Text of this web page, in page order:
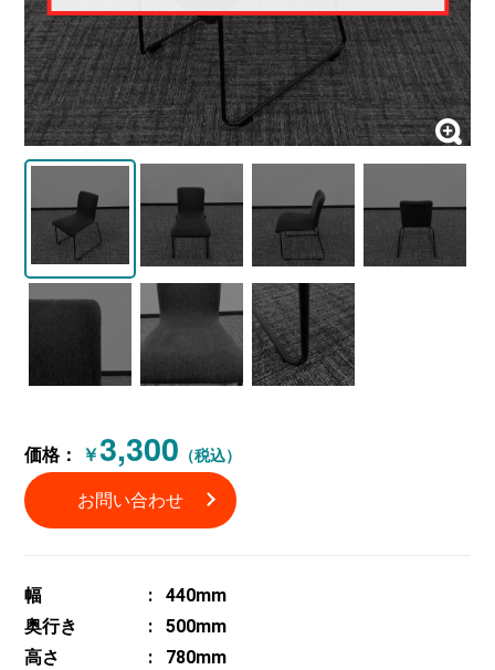
価格： ￥3,300 （税込）
お問い合わせ
幅
440mm
奥行き
500mm
高さ
780mm